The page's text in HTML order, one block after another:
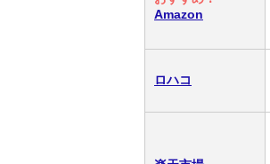
Amazon
ロハコ